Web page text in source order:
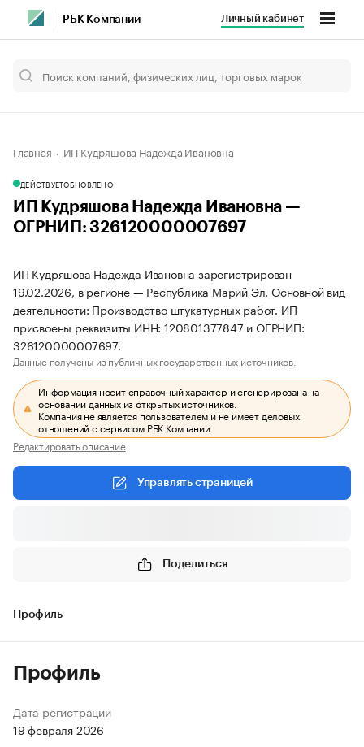
РБК Компании Личный кабинет
Главная ИП Кудряшова Надежда Ивановна
ДЕЙСТВУЕТОБНОВЛЕНО
ИП Кудряшова Надежда Ивановна —
ОГРНИП: 326120000007697
ИП Кудряшова Надежда Ивановна зарегистрирован
19.02.2026, в регионе — Республика Марий Эл. Основной вид
деятельности: Производство штукатурных работ. ИП
присвоены реквизиты ИНН: 120801377847 и ОГРНИП:
326120000007697.
Данные получены из публичных государственных источников.
Информация носит справочный характер и сгенерирована на
основании данных из открытых источников.
Компания не является пользователем и не имеет деловых
отношений с сервисом РБК Компании.
Редактировать описание
Управлять страницей
Поделиться
Профиль
Профиль
Дата регистрации
19 февраля 2026